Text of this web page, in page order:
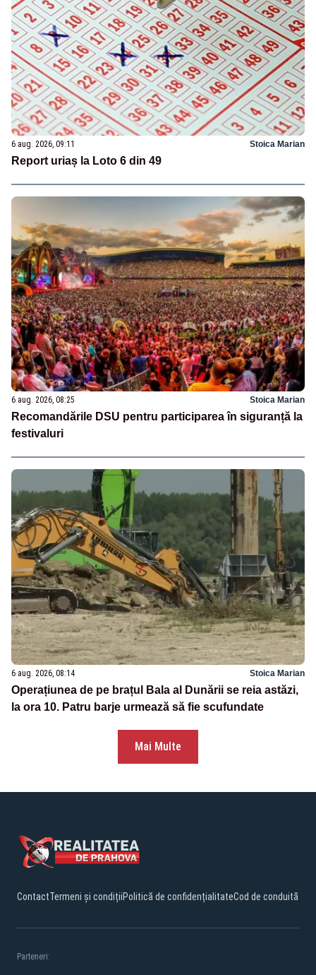
6 aug. 2026, 09:11 Stoica Marian
Report uriaș la Loto 6 din 49
6 aug. 2026, 08:25 Stoica Marian
Recomandările DSU pentru participarea în siguranță la
festivaluri
6 aug. 2026, 08:14 Stoica Marian
Operațiunea de pe brațul Bala al Dunării se reia astăzi,
la ora 10. Patru barje urmează să fie scufundate
Mai Multe
ContactTermeni și condițiiPolitică de confidențialitateCod de conduită
Parteneri: